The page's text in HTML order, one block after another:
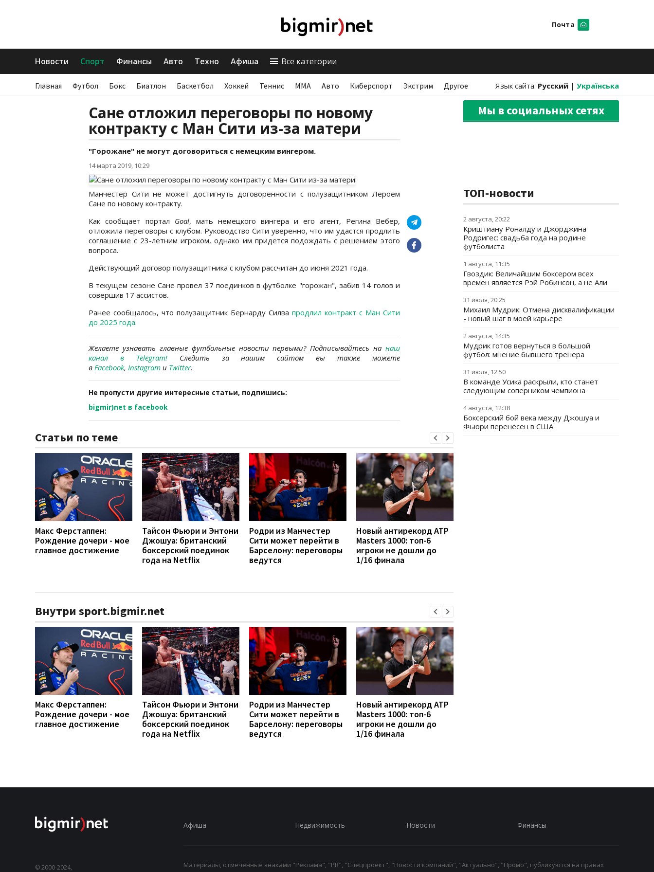
Почта
Новости Спорт Финансы Авто Техно Афиша Все категории
Главная Футбол Бокс Биатлон Баскетбол Хоккей Теннис ММА Авто Киберспорт Экстрим Другое Язык сайта: Русский | Українська
Сане отложил переговоры по новому
контракту с Ман Сити из-за матери
"Горожане" не могут договориться с немецким вингером.
14 марта 2019, 10:29
Манчестер Сити не может достигнуть договоренности с полузащитником Лероем
Сане по новому контракту.
Как сообщает портал Goal, мать немецкого вингера и его агент, Регина Вебер,
отложила переговоры с клубом. Руководство Сити уверенно, что им удастся продлить
соглашение с 23-летним игроком, однако им придется подождать с решением этого
вопроса.
Действующий договор полузащитника с клубом рассчитан до июня 2021 года.
В текущем сезоне Сане провел 37 поединков в футболке "горожан", забив 14 голов и
совершив 17 ассистов.
Ранее сообщалось, что полузащитник Бернарду Силва продлил контракт с Ман Сити
до 2025 года.
Желаете узнавать главные футбольные новости первыми? Подписывайтесь на наш
канал в Telegram!Следить за нашим сайтом вы также можете
в Facebook, Instagram и Twitter.
Не пропусти другие интересные статьи, подпишись:
bigmir)net в facebook
Статьи по теме
Макс Ферстаппен:
Рождение дочери - мое
главное достижение
Тайсон Фьюри и Энтони
Джошуа: британский
боксерский поединок
года на Netflix
Родри из Манчестер
Сити может перейти в
Барселону: переговоры
ведутся
Новый антирекорд ATP
Masters 1000: топ-6
игроки не дошли до
1/16 финала
Внутри sport.bigmir.net
Макс Ферстаппен:
Рождение дочери - мое
главное достижение
Тайсон Фьюри и Энтони
Джошуа: британский
боксерский поединок
года на Netflix
Родри из Манчестер
Сити может перейти в
Барселону: переговоры
ведутся
Новый антирекорд ATP
Masters 1000: топ-6
игроки не дошли до
1/16 финала
Мы в социальных сетях
ТОП-новости
2 августа, 20:22
Криштиану Роналду и Джорджина
Родригес: свадьба года на родине
футболиста
1 августа, 11:35
Гвоздик: Величайшим боксером всех
времен является Рэй Робинсон, а не Али
31 июля, 20:25
Михаил Мудрик: Отмена дисквалификации
- новый шаг в моей карьере
2 августа, 14:35
Мудрик готов вернуться в большой
футбол: мнение бывшего тренера
31 июля, 12:50
В команде Усика раскрыли, кто станет
следующим соперником чемпиона
4 августа, 12:38
Боксерский бой века между Джошуа и
Фьюри перенесен в США
© 2000-2024,
Афиша Недвижимость Новости Финансы
Материалы, отмеченные знаками "Реклама", "PR", "Спецпроект", "Новости компаний", "Актуально", "Промо", публикуются на правах